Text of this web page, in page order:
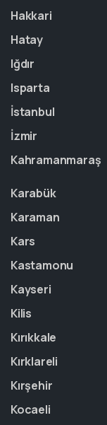
Hakkari
Hatay
Iğdır
Isparta
İstanbul
İzmir
Kahramanmaraş
Karabük
Karaman
Kars
Kastamonu
Kayseri
Kilis
Kırıkkale
Kırklareli
Kırşehir
Kocaeli